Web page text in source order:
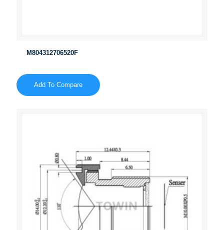
M804312706520F
Add To Compare